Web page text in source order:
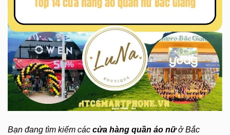
Bạn đang tìm kiếm các cửa hàng quần áo nữở Bắc